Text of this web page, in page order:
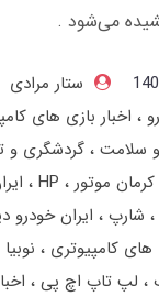
ستار مرادی
اخبار بازی های
سلامت گردشگری و
کرمان موتور HP
شارپ ایران خودرو
های کامپیوتری نوبیا
لپ تاپ اچ پی